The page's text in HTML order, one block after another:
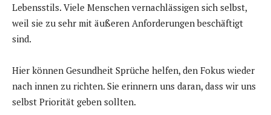
Lebensstils. Viele Menschen vernachlässigen sich selbst,
weil sie zu sehr mit äußeren Anforderungen beschäftigt
sind.
Hier können Gesundheit Sprüche helfen, den Fokus wieder
nach innen zu richten. Sie erinnern uns daran, dass wir uns
selbst Priorität geben sollten.